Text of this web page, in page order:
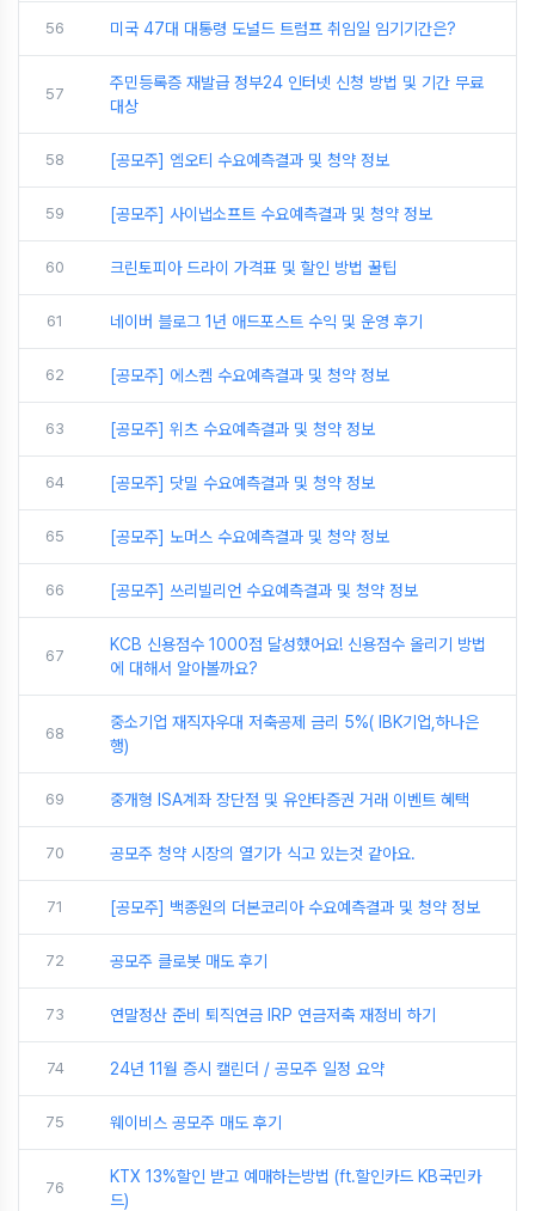
56 미국 47대 대통령 도널드 트럼프 취임일 임기기간은?
57
주민등록증 재발급 정부24 인터넷 신청 방법 및 기간 무료
대상
58 [공모주] 엠오티 수요예측결과 및 청약 정보
59 [공모주] 사이냅소프트 수요예측결과 및 청약 정보
60 크린토피아 드라이 가격표 및 할인 방법 꿀팁
61 네이버 블로그 1년 애드포스트 수익 및 운영 후기
62 [공모주] 에스켐 수요예측결과 및 청약 정보
63 [공모주] 위츠 수요예측결과 및 청약 정보
64 [공모주] 닷밀 수요예측결과 및 청약 정보
65 [공모주] 노머스 수요예측결과 및 청약 정보
66 [공모주] 쓰리빌리언 수요예측결과 및 청약 정보
67
KCB 신용점수 1000점 달성했어요! 신용점수 올리기 방법
에 대해서 알아볼까요?
68
중소기업 재직자우대 저축공제 금리 5%( IBK기업,하나은
행)
69 중개형 ISA계좌 장단점 및 유안타증권 거래 이벤트 혜택
70 공모주 청약 시장의 열기가 식고 있는것 같아요.
71 [공모주] 백종원의 더본코리아 수요예측결과 및 청약 정보
72 공모주 클로봇 매도 후기
73 연말정산 준비 퇴직연금 IRP 연금저축 재정비 하기
74 24년 11월 증시 캘린더 / 공모주 일정 요약
75 웨이비스 공모주 매도 후기
76
KTX 13%할인 받고 예매하는방법 (ft.할인카드 KB국민카
드)